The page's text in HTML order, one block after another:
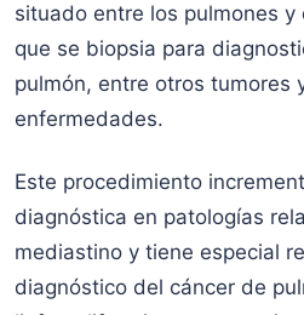
situado entre los pulmones
que se biopsia para
pulmón, entre otros tumores
enfermedades.
Este procedimiento
diagnóstica en patologías
mediastino y tiene especial
diagnóstico del cáncer de